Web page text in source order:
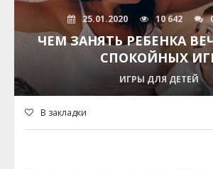
25.01.2020 10 642
ЧЕМ ЗАНЯТЬ РЕБЕНКА
СПОКОЙНЫХ
ИГРЫ ДЛЯ ДЕТЕЙ
В закладки